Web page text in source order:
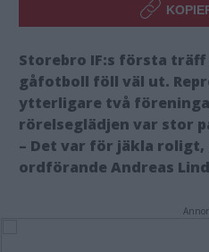
Storebro IF:s första
gåfotboll föll väl ut.
ytterligare två
rörelseglädjen var stor
– Det var för jäkla roligt,
ordförande Andreas